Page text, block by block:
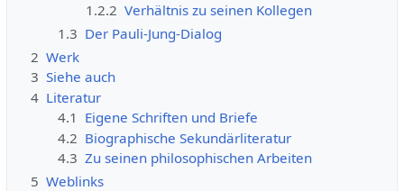
1.2.2 Verhältnis zu seinen Kollegen
1.3 Der Pauli-Jung-Dialog
2 Werk
3 Siehe auch
4 Literatur
4.1 Eigene Schriften und Briefe
4.2 Biographische Sekundärliteratur
4.3 Zu seinen philosophischen Arbeiten
5 Weblinks